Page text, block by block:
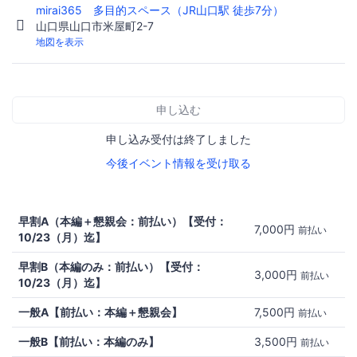
mirai365 多目的スペース（JR山口駅 徒歩7分）
山口県山口市米屋町2-7
地図を表示
申し込む
申し込み受付は終了しました
今後イベント情報を受け取る
早割A（本編＋懇親会：前払い）【受付：
10/23（月）迄】
7,000円 前払い
早割B（本編のみ：前払い）【受付：
10/23（月）迄】
3,000円 前払い
一般A【前払い：本編＋懇親会】 7,500円 前払い
一般B【前払い：本編のみ】 3,500円 前払い